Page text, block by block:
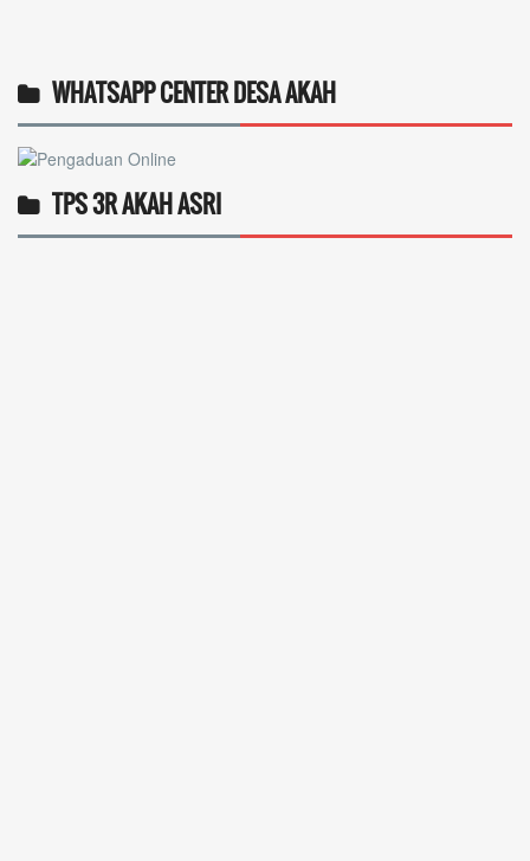
WHATSAPP CENTER DESA AKAH
TPS 3R AKAH ASRI